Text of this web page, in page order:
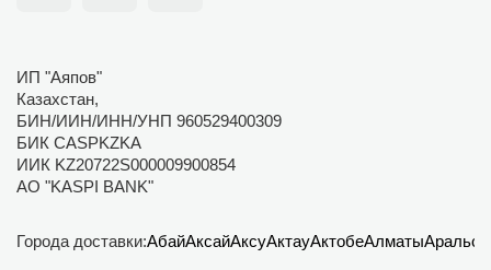
ИП "Аяпов"
Казахстан,
БИН/ИИН/ИНН/УНП 960529400309
БИК CASPKZKA
ИИК KZ20722S000009900854
АО "KASPI BANK"
Города доставки:АбайАксайАксуАктауАктобеАлматыАральск